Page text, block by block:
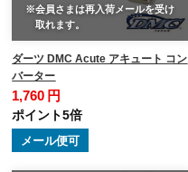
※会員さまは再入荷メールを受け
取れます。
ダーツ DMC Acute アキュート コン
バーター
1,760 円
ポイント5倍
メール便可